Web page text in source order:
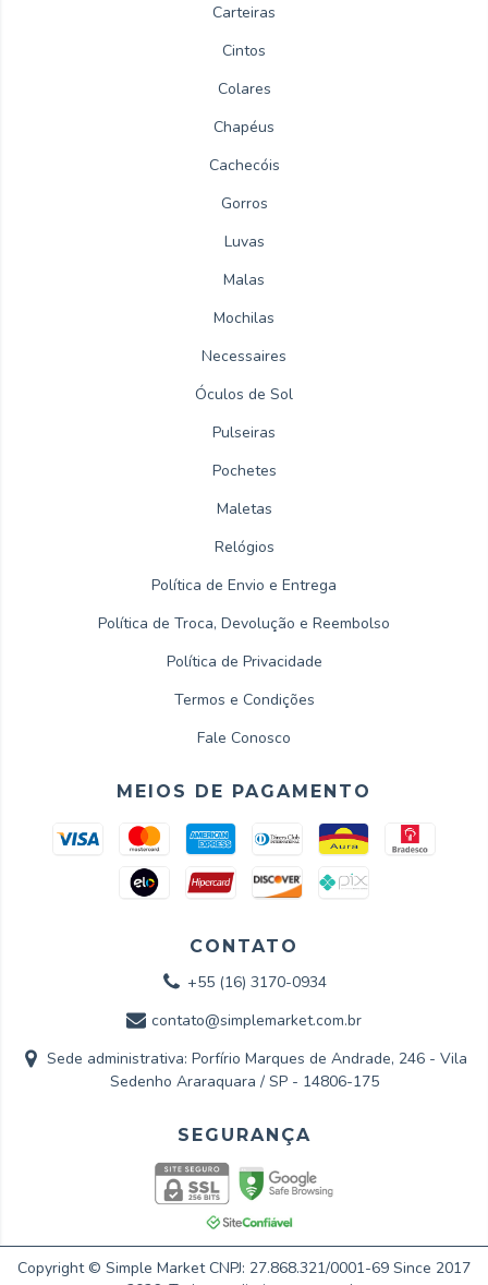
Carteiras
Cintos
Colares
Chapéus
Cachecóis
Gorros
Luvas
Malas
Mochilas
Necessaires
Óculos de Sol
Pulseiras
Pochetes
Maletas
Relógios
Política de Envio e Entrega
Política de Troca, Devolução e Reembolso
Política de Privacidade
Termos e Condições
Fale Conosco
MEIOS DE PAGAMENTO
CONTATO
+55 (16) 3170-0934
contato@simplemarket.com.br
Sede administrativa: Porfírio Marques de Andrade, 246 - Vila
Sedenho Araraquara / SP - 14806-175
Copyright © Simple Market CNPJ: 27.868.321/0001-69 Since 2017